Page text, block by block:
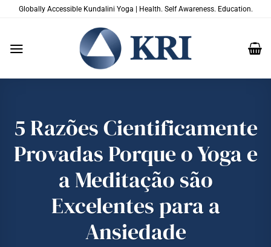
Globally Accessible Kundalini Yoga | Health. Self Awareness. Education.
5 Razões Cientificamente
Provadas Porque o Yoga e
a Meditação são
Excelentes para a
Ansiedade